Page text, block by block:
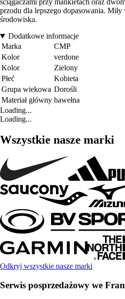
ściągaczami przy mankietach oraz
przodu dla lepszego dopasowania.
środowiska.
Dodatkowe informacje
Marka
CMP
Kolor
verdone
Kolor
Zielony
Płeć
Kobieta
Grupa wiekowa Dorośli
Materiał główny bawełna
Loading...
Loading...
Wszystkie nasze marki
Odkryj wszystkie nasze marki
Serwis posprzedażowy we